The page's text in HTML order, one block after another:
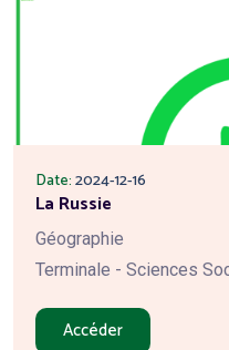
Date:2024-12-16
La Russie
Géographie
Terminale - Sciences
Accéder